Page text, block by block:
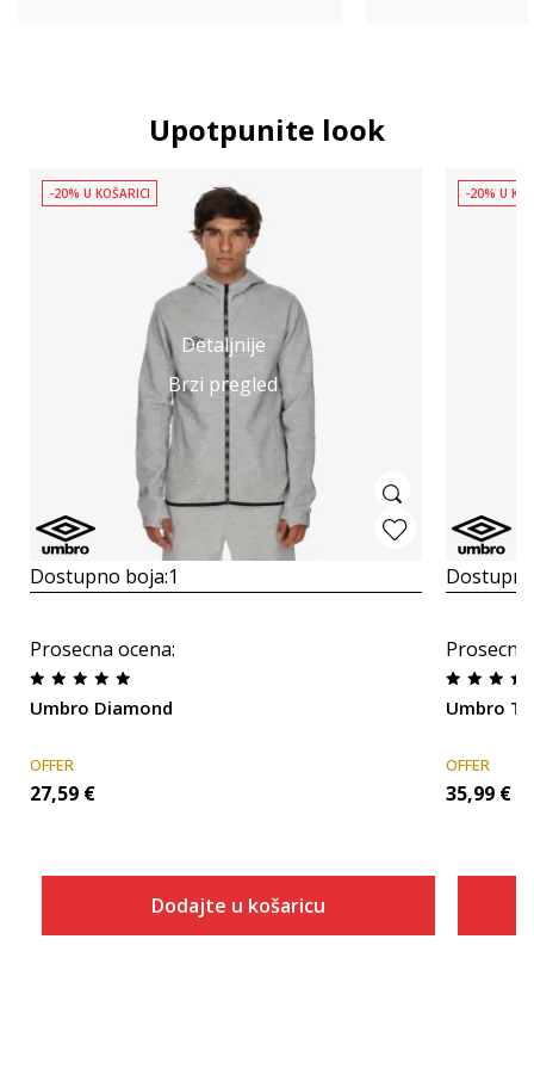
Upotpunite look
Detaljnije
Brzi pregled
-20% U KOŠARICI
Dostupno boja:1
Prosecna ocena:
Umbro Diamond
OFFER
27,59 €
Dodajte u košaricu
-20% U
Umbro
OFFER
35,99 €